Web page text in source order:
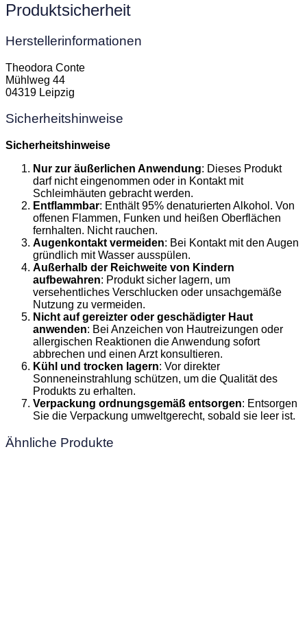
Produktsicherheit
Herstellerinformationen
Theodora Conte
Mühlweg 44
04319 Leipzig
Sicherheitshinweise
Sicherheitshinweise
Nur zur äußerlichen Anwendung: Dieses Produkt
darf nicht eingenommen oder in Kontakt mit
Schleimhäuten gebracht werden.
Entflammbar: Enthält 95% denaturierten Alkohol. Von
offenen Flammen, Funken und heißen Oberflächen
fernhalten. Nicht rauchen.
Augenkontakt vermeiden: Bei Kontakt mit den Augen
gründlich mit Wasser ausspülen.
Außerhalb der Reichweite von Kindern
aufbewahren: Produkt sicher lagern, um
versehentliches Verschlucken oder unsachgemäße
Nutzung zu vermeiden.
Nicht auf gereizter oder geschädigter Haut
anwenden: Bei Anzeichen von Hautreizungen oder
allergischen Reaktionen die Anwendung sofort
abbrechen und einen Arzt konsultieren.
Kühl und trocken lagern: Vor direkter
Sonneneinstrahlung schützen, um die Qualität des
Produkts zu erhalten.
Verpackung ordnungsgemäß entsorgen: Entsorgen
Sie die Verpackung umweltgerecht, sobald sie leer ist.
Ähnliche Produkte